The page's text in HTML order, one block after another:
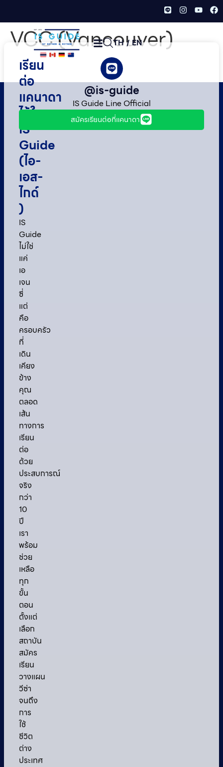
TH / EN
VCC (Vancouver)
เรียน
ต่อ
แคนาดา
ไว้ใจ
IS
Guide
(ไอ-
เอส-
ไกด์​
)
IS
Guide
ไม่ใช่
แค่
เอ
เจน
ซี่
แต่
คือ
ครอบครัว
ที่
เดิน
เคียง
ข้าง
คุณ
ตลอด
เส้น
ทางการ
เรียน
ต่อ
ด้วย
ประสบการณ์
จริง
กว่า
10
ปี
เรา
พร้อม
ช่วย
เหลือ
ทุก
ขั้น
ตอน
ตั้งแต่
เลือก
สถาบัน
สมัคร
เรียน
วางแผน
วีซ่า
จนถึง
การ
ใช้
ชีวิต
ต่าง
ประเทศ
@is-guide
IS Guide Line Official
สมัครเรียนต่อที่แคนาดา